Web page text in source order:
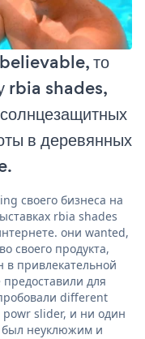
то
rbia shades,
в деревянных
своего бизнеса на
rbia shades
они wanted,
своего продукта,
в привлекательной
для
different
slider, и ни один
был неуклюжим и